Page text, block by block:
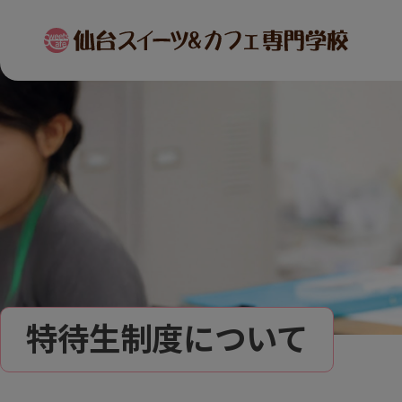
特待生制度について